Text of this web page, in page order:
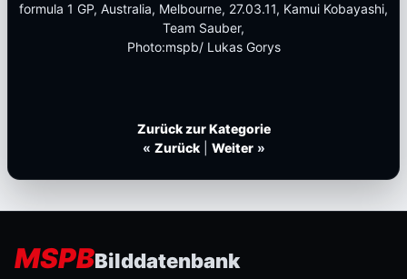
formula 1 GP, Australia, Melbourne, 27.03.11, Kamui Kobayashi,
Team Sauber,
Photo:mspb/ Lukas Gorys
Zurück zur Kategorie
« Zurück| Weiter »
MSPBBilddatenbank